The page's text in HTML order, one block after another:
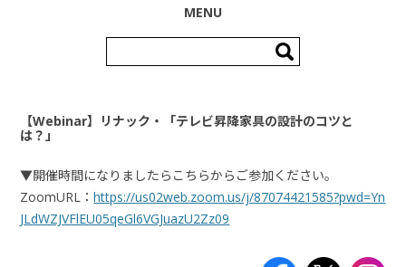
MENU
索:
【Webinar】リナック・「テレビ昇降家具の設計のコツと
は？」
▼開催時間になりましたらこちらからご参加ください。
ZoomURL：https://us02web.zoom.us/j/87074421585?pwd=Yn
JLdWZJVFlEU05qeGl6VGJuazU2Zz09